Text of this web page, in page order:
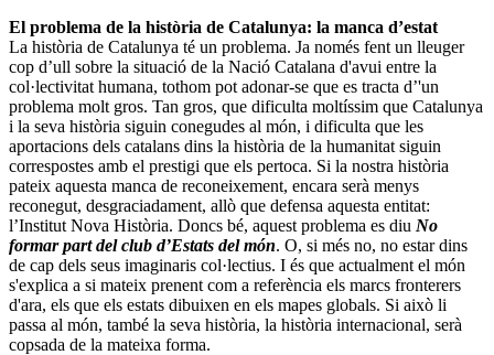
El problema de la història de Catalunya: la manca d’estat
La història de Catalunya té un problema. Ja només fent un lleuger
cop d’ull sobre la situació de la Nació Catalana d'avui entre la
col·lectivitat humana, tothom pot adonar-se que es tracta d’'un
problema molt gros. Tan gros, que dificulta moltíssim que Catalunya
i la seva història siguin conegudes al món, i dificulta que les
aportacions dels catalans dins la història de la humanitat siguin
correspostes amb el prestigi que els pertoca. Si la nostra història
pateix aquesta manca de reconeixement, encara serà menys
reconegut, desgraciadament, allò que defensa aquesta entitat:
l’Institut Nova Història. Doncs bé, aquest problema es diu No
formar part del club d’Estats del món. O, si més no, no estar dins
de cap dels seus imaginaris col·lectius. I és que actualment el món
s'explica a si mateix prenent com a referència els marcs fronterers
d'ara, els que els estats dibuixen en els mapes globals. Si això li
passa al món, també la seva història, la història internacional, serà
copsada de la mateixa forma.